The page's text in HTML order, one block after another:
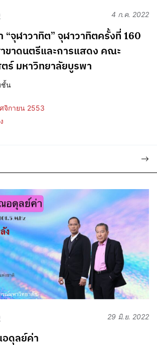
4 ก.ค. 2022
“จุฬาวาทิต” จุฬาวาทิตครั้งที่ 160
ขาดนตรีและการแสดง คณะ
ร์ มหาวิทยาลัยบูรพา
ชั้น
จิกายน 2553
29 มิ.ย. 2022
ดุลย์ค่า